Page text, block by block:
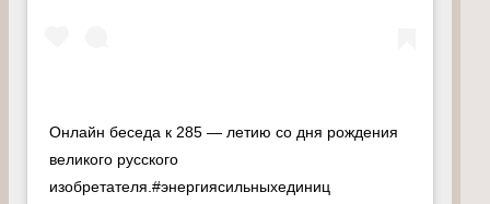
Онлайн беседа к 285 — летию со дня рождения
великого русского
изобретателя.#энергиясильныхединиц